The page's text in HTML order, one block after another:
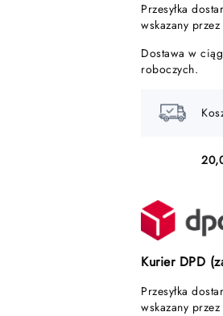
Przesyłka
wskazany
Dostawa w
roboczych.
Kurier DPD
Przesyłka
wskazany